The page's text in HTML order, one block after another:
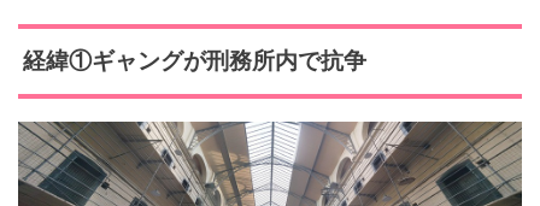
経緯①ギャングが刑務所内で抗争